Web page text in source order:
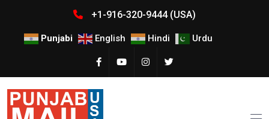
+1-916-320-9444 (USA)
Punjabi English Hindi Urdu